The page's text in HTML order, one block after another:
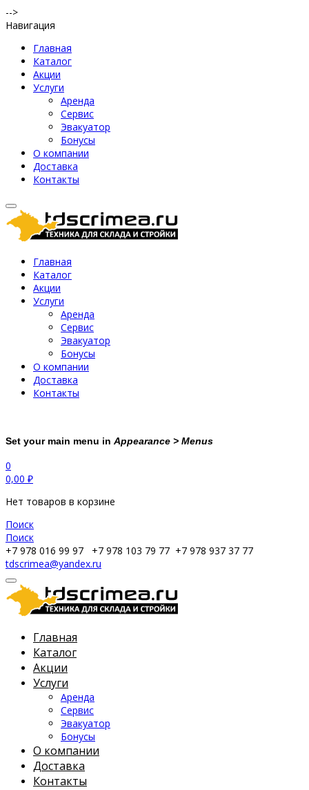
-->
Навигация
Главная
Каталог
Акции
Услуги
Аренда
Сервис
Эвакуатор
Бонусы
О компании
Доставка
Контакты
Главная
Каталог
Акции
Услуги
Аренда
Сервис
Эвакуатор
Бонусы
О компании
Доставка
Контакты
Set your main menu in Appearance > Menus
0
0,00 ₽
Нет товаров в корзине
Поиск
Поиск
+7 978 016 99 97
+7 978 103 79 77 +7 978 937 37 77
tdscrimea@yandex.ru
Главная
Каталог
Акции
Услуги
Аренда
Сервис
Эвакуатор
Бонусы
О компании
Доставка
Контакты